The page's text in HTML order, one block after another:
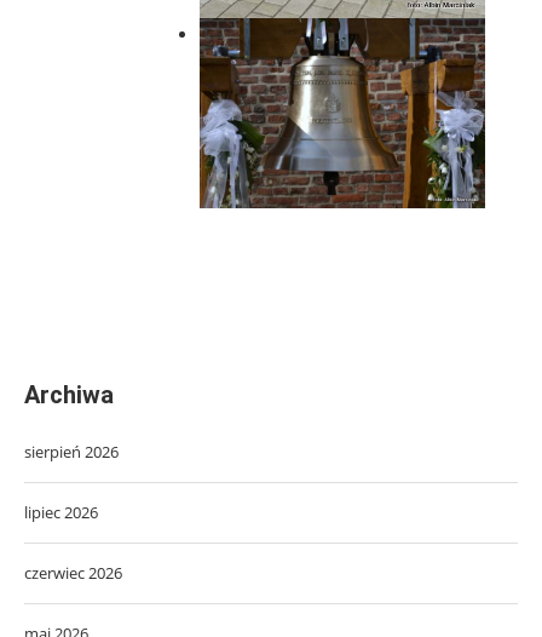
Archiwa
sierpień 2026
lipiec 2026
czerwiec 2026